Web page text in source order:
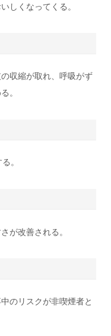
しくなってくる。
収縮が取れ、呼吸がず
。
。
が改善される。
のリスクが非喫煙者と